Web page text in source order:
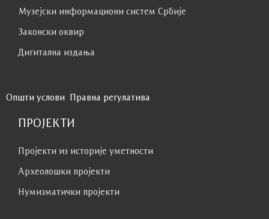
Музејски информациони систем Србије
Законски оквир
Дигитална издања
Општи услови Правна регулатива
ПРОЈЕКТИ
Пројекти из историје уметности
Археолошки пројекти
Нумизматички пројекти